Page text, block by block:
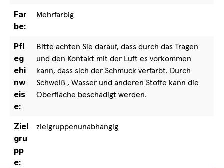
Far
be:
Mehrfarbig
Pfl
eg
ehi
nw
eis
e:
Bitte achten Sie darauf, dass durch das Tragen
und den Kontakt mit der Luft es vorkommen
kann, dass sich der Schmuck verfärbt. Durch
Schweiß , Wasser und anderen Stoffe kann die
Oberfläche beschädigt werden.
Ziel
gru
pp
e:
zielgruppenunabhängig